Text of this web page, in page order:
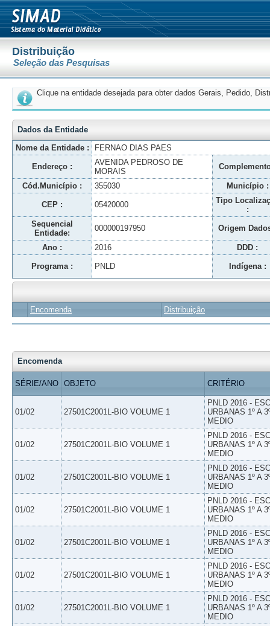
Distribuição
Seleção das Pesquisas
Clique na entidade desejada para obter dados Gerais, Pedido,
Dados da Entidade
Nome da Entidade :
FERNAO DIAS PAES
Endereço :
AVENIDA PEDROSO DE
MORAIS
Cód.Município : 355030 Município :
CEP : 05420000
Tipo
:
Sequencial
Entidade:
000000197950 Origem
Ano : 2016 DDD :
Programa : PNLD Indígena :
Encomenda Distribuição
Encomenda
SÉRIE/ANO OBJETO CRITÉRIO
01/02 27501C2001L-BIO VOLUME 1
PNLD 2016 -
URBANAS 1º A
MEDIO
01/02 27501C2001L-BIO VOLUME 1
PNLD 2016 -
URBANAS 1º A
MEDIO
01/02 27501C2001L-BIO VOLUME 1
PNLD 2016 -
URBANAS 1º A
MEDIO
01/02 27501C2001L-BIO VOLUME 1
PNLD 2016 -
URBANAS 1º A
MEDIO
01/02 27501C2001L-BIO VOLUME 1
PNLD 2016 -
URBANAS 1º A
MEDIO
01/02 27501C2001L-BIO VOLUME 1
PNLD 2016 -
URBANAS 1º A
MEDIO
01/02 27501C2001L-BIO VOLUME 1
PNLD 2016 -
URBANAS 1º A
MEDIO